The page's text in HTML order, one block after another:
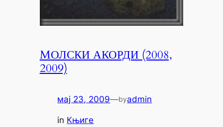
MОЛСКИ АКОРДИ (2008,
2009)
мај 23, 2009—byadmin
in Књиге